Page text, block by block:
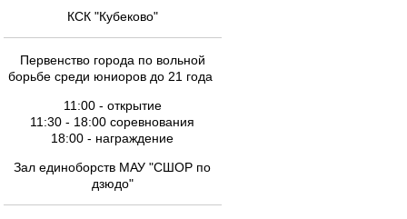
КСК "Кубеково"
Первенство города по вольной
борьбе среди юниоров до 21 года
11:00 - открытие
11:30 - 18:00 соревнования
18:00 - награждение
Зал единоборств МАУ "СШОР по
дзюдо"